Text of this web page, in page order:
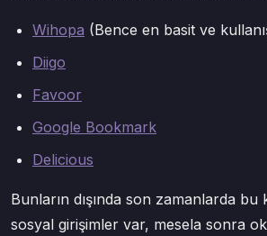
Wihopa (Bence en basit ve
Diigo
Favoor
Google Bookmark
Delicious
Bunların dışında son zamanlarda bu
sosyal girişimler var, mesela sonra